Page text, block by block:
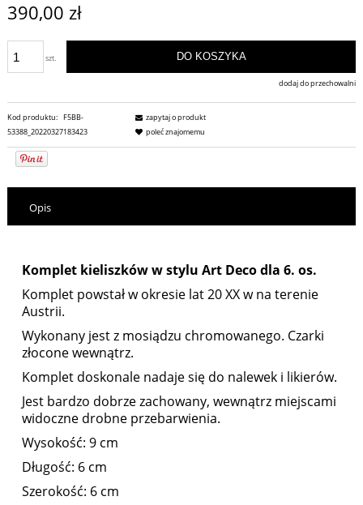
390,00 zł
szt. DO KOSZYKA
dodaj do przechowalni
Kod produktu: F5BB-
53388_20220327183423
zapytaj o produkt
poleć znajomemu
Opis
Komplet kieliszków w stylu Art Deco dla 6. os.
Komplet powstał w okresie lat 20 XX w na terenie
Austrii.
Wykonany jest z mosiądzu chromowanego. Czarki
złocone wewnątrz.
Komplet doskonale nadaje się do nalewek i likierów.
Jest bardzo dobrze zachowany, wewnątrz miejscami
widoczne drobne przebarwienia.
Wysokość: 9 cm
Długość: 6 cm
Szerokość: 6 cm